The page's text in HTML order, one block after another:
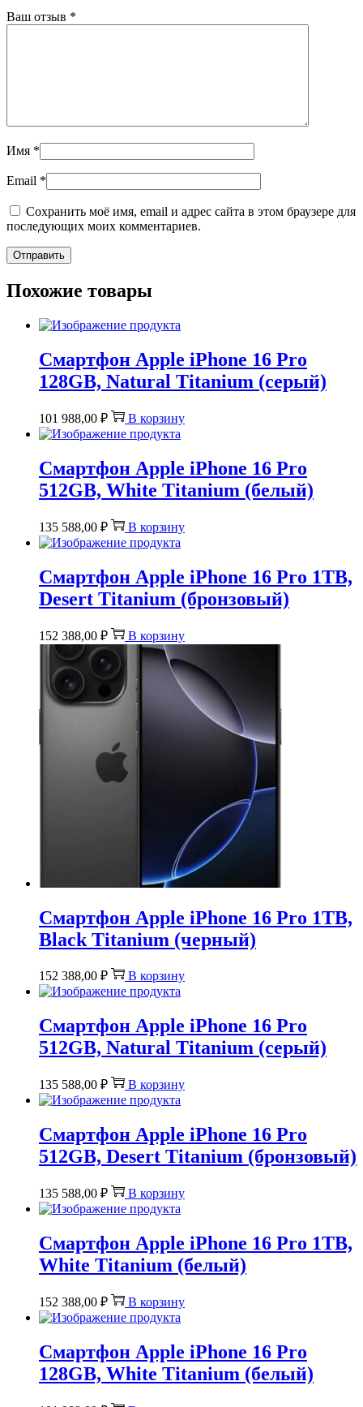
Ваш отзыв *
Имя *
Email *
Сохранить моё имя, email и адрес сайта в этом браузере для
последующих моих комментариев.
Похожие товары
Смартфон Apple iPhone 16 Pro
128GB, Natural Titanium (серый)
101 988,00 ₽ В корзину
Смартфон Apple iPhone 16 Pro
512GB, White Titanium (белый)
135 588,00 ₽ В корзину
Смартфон Apple iPhone 16 Pro 1TB,
Desert Titanium (бронзовый)
152 388,00 ₽ В корзину
Смартфон Apple iPhone 16 Pro 1TB,
Black Titanium (черный)
152 388,00 ₽ В корзину
Смартфон Apple iPhone 16 Pro
512GB, Natural Titanium (серый)
135 588,00 ₽ В корзину
Смартфон Apple iPhone 16 Pro
512GB, Desert Titanium (бронзовый)
135 588,00 ₽ В корзину
Смартфон Apple iPhone 16 Pro 1TB,
White Titanium (белый)
152 388,00 ₽ В корзину
Смартфон Apple iPhone 16 Pro
128GB, White Titanium (белый)